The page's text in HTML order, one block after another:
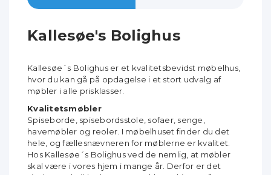
Kallesøe's Bolighus
Kallesøe´s Bolighus er et kvalitetsbevidst møbelhus,
hvor du kan gå på opdagelse i et stort udvalg af
møbler i alle prisklasser.
Kvalitetsmøbler
Spiseborde, spisebordsstole, sofaer, senge,
havemøbler og reoler. I møbelhuset finder du det
hele, og fællesnævneren for møblerne er kvalitet.
Hos Kallesøe´s Bolighus ved de nemlig, at møbler
skal være i vores hjem i mange år. Derfor er det